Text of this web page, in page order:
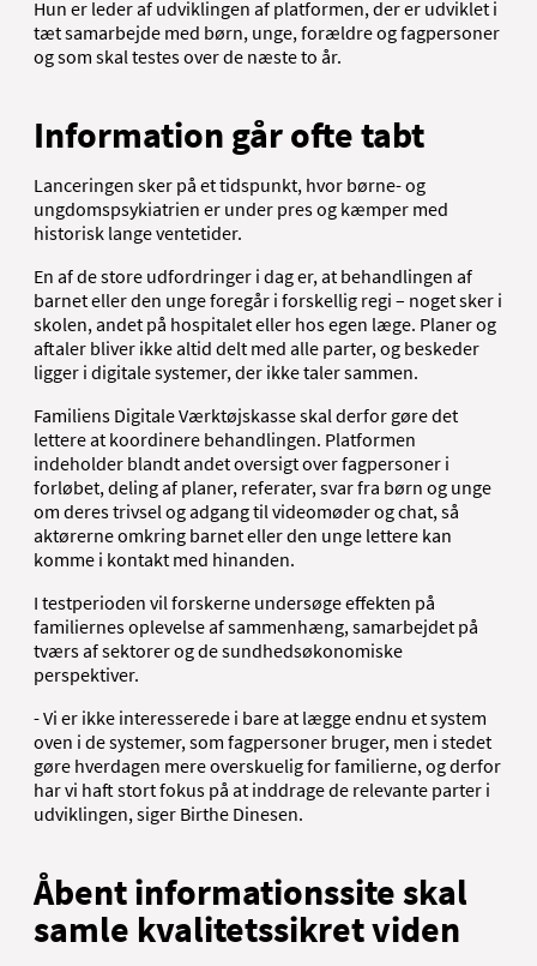
Hun er leder af udviklingen af platformen, der er udviklet i
tæt samarbejde med børn, unge, forældre og fagpersoner
og som skal testes over de næste to år.
Information går ofte tabt
Lanceringen sker på et tidspunkt, hvor børne- og
ungdomspsykiatrien er under pres og kæmper med
historisk lange ventetider.
En af de store udfordringer i dag er, at behandlingen af
barnet eller den unge foregår i forskellig regi – noget sker i
skolen, andet på hospitalet eller hos egen læge. Planer og
aftaler bliver ikke altid delt med alle parter, og beskeder
ligger i digitale systemer, der ikke taler sammen.
Familiens Digitale Værktøjskasse skal derfor gøre det
lettere at koordinere behandlingen. Platformen
indeholder blandt andet oversigt over fagpersoner i
forløbet, deling af planer, referater, svar fra børn og unge
om deres trivsel og adgang til videomøder og chat, så
aktørerne omkring barnet eller den unge lettere kan
komme i kontakt med hinanden.
I testperioden vil forskerne undersøge effekten på
familiernes oplevelse af sammenhæng, samarbejdet på
tværs af sektorer og de sundhedsøkonomiske
perspektiver.
- Vi er ikke interesserede i bare at lægge endnu et system
oven i de systemer, som fagpersoner bruger, men i stedet
gøre hverdagen mere overskuelig for familierne, og derfor
har vi haft stort fokus på at inddrage de relevante parter i
udviklingen, siger Birthe Dinesen.
Åbent informationssite skal
samle kvalitetssikret viden